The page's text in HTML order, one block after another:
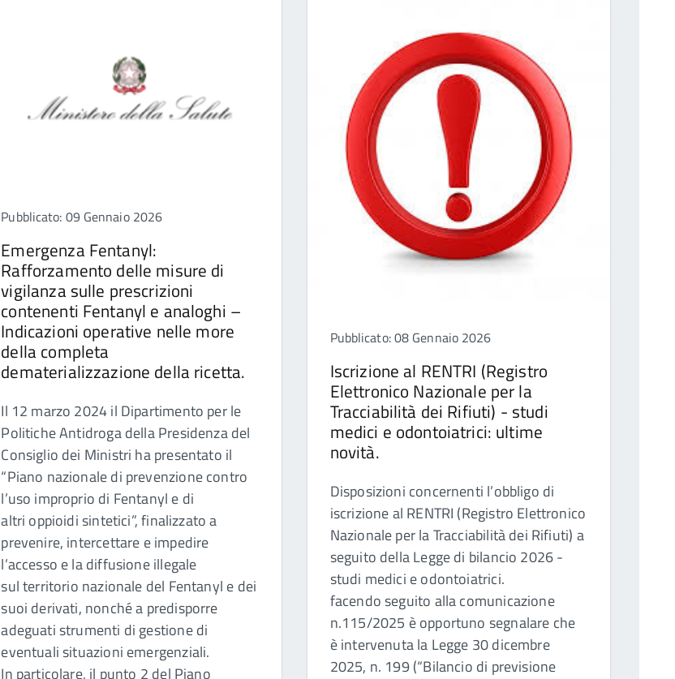
Pubblicato: 09 Gennaio 2026
Emergenza Fentanyl:
Rafforzamento delle misure di
vigilanza sulle prescrizioni
contenenti Fentanyl e analoghi –
Indicazioni operative nelle more
della completa
dematerializzazione della ricetta.
Il 12 marzo 2024 il Dipartimento per le
Politiche Antidroga della Presidenza del
Consiglio dei Ministri ha presentato il
“Piano nazionale di prevenzione contro
l’uso improprio di Fentanyl e di
altri oppioidi sintetici”, finalizzato a
prevenire, intercettare e impedire
l’accesso e la diffusione illegale
sul territorio nazionale del Fentanyl e dei
suoi derivati, nonché a predisporre
adeguati strumenti di gestione di
eventuali situazioni emergenziali.
In particolare, il punto 2 del Piano
Pubblicato: 08 Gennaio 2026
Iscrizione al RENTRI (Registro
Elettronico Nazionale per la
Tracciabilità dei Rifiuti) - studi
medici e odontoiatrici: ultime
novità.
Disposizioni concernenti l’obbligo di
iscrizione al RENTRI (Registro Elettronico
Nazionale per la Tracciabilità dei Rifiuti) a
seguito della Legge di bilancio 2026 -
studi medici e odontoiatrici.
facendo seguito alla comunicazione
n.115/2025 è opportuno segnalare che
è intervenuta la Legge 30 dicembre
2025, n. 199 (“Bilancio di previsione